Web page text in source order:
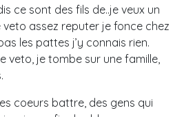
ce sont des fils de..je veux un
veto assez reputer je fonce chez
les pattes j’y connais rien.
veto, je tombe sur une famille,
coeurs battre, des gens qui